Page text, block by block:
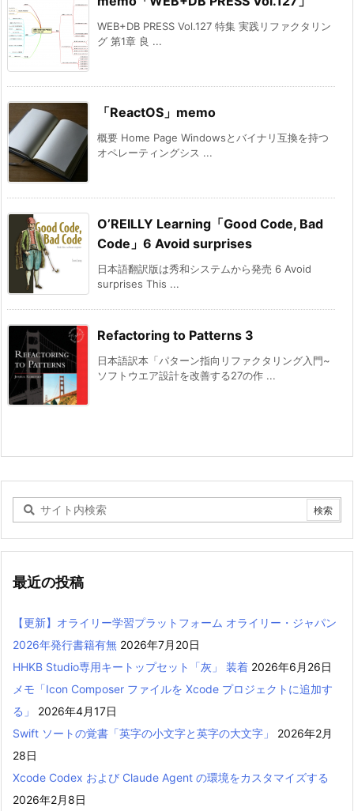
WEB+DB PRESS Vol.127 特集 実践リファクタリン
グ 第1章 良 ...
「ReactOS」memo
概要 Home Page Windowsとバイナリ互換を持つ
オペレーティングシス ...
O’REILLY Learning「Good Code, Bad
Code」6 Avoid surprises
日本語翻訳版は秀和システムから発売 6 Avoid
surprises This ...
Refactoring to Patterns 3
日本語訳本「パターン指向リファクタリング入門~
ソフトウエア設計を改善する27の作 ...
最近の投稿
【更新】オライリー学習プラットフォーム オライリー・ジャパン
2026年発行書籍有無 2026年7月20日
HHKB Studio専用キートップセット「灰」 装着 2026年6月26日
メモ「Icon Composer ファイルを Xcode プロジェクトに追加す
る」
2026年4月17日
Swift ソートの覚書「英字の小文字と英字の大文字」
2026年2月
28日
Xcode Codex および Claude Agent の環境をカスタマイズする
2026年2月8日